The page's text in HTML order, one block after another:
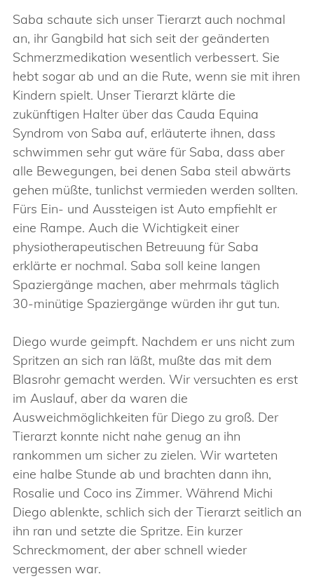
Saba schaute sich unser Tierarzt auch nochmal
an, ihr Gangbild hat sich seit der geänderten
Schmerzmedikation wesentlich verbessert. Sie
hebt sogar ab und an die Rute, wenn sie mit ihren
Kindern spielt. Unser Tierarzt klärte die
zukünftigen Halter über das Cauda Equina
Syndrom von Saba auf, erläuterte ihnen, dass
schwimmen sehr gut wäre für Saba, dass aber
alle Bewegungen, bei denen Saba steil abwärts
gehen müßte, tunlichst vermieden werden sollten.
Fürs Ein- und Aussteigen ist Auto empfiehlt er
eine Rampe. Auch die Wichtigkeit einer
physiotherapeutischen Betreuung für Saba
erklärte er nochmal. Saba soll keine langen
Spaziergänge machen, aber mehrmals täglich
30-minütige Spaziergänge würden ihr gut tun.
Diego wurde geimpft. Nachdem er uns nicht zum
Spritzen an sich ran läßt, mußte das mit dem
Blasrohr gemacht werden. Wir versuchten es erst
im Auslauf, aber da waren die
Ausweichmöglichkeiten für Diego zu groß. Der
Tierarzt konnte nicht nahe genug an ihn
rankommen um sicher zu zielen. Wir warteten
eine halbe Stunde ab und brachten dann ihn,
Rosalie und Coco ins Zimmer. Während Michi
Diego ablenkte, schlich sich der Tierarzt seitlich an
ihn ran und setzte die Spritze. Ein kurzer
Schreckmoment, der aber schnell wieder
vergessen war.